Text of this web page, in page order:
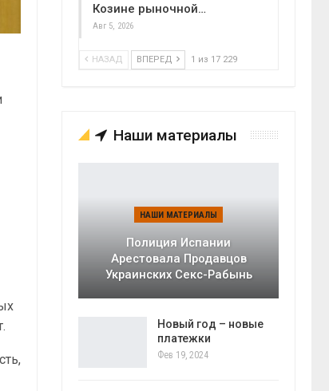
Козине рыночной…
Авг 5, 2026
НАЗАД ВПЕРЕД 1 из 17 229
Наши материалы
НАШИ МАТЕРИАЛЫ
Полиция Испании
Арестовала Продавцов
Украинских Секс-Рабынь
Новый год – новые
платежки
Фев 19, 2024